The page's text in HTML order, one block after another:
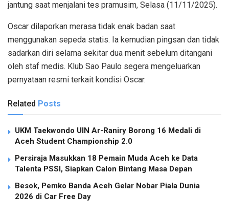
jantung saat menjalani tes pramusim, Selasa (11/11/2025).
Oscar dilaporkan merasa tidak enak badan saat
menggunakan sepeda statis. Ia kemudian pingsan dan tidak
sadarkan diri selama sekitar dua menit sebelum ditangani
oleh staf medis. Klub Sao Paulo segera mengeluarkan
pernyataan resmi terkait kondisi Oscar.
Related Posts
UKM Taekwondo UIN Ar-Raniry Borong 16 Medali di
Aceh Student Championship 2.0
Persiraja Masukkan 18 Pemain Muda Aceh ke Data
Talenta PSSI, Siapkan Calon Bintang Masa Depan
Besok, Pemko Banda Aceh Gelar Nobar Piala Dunia
2026 di Car Free Day